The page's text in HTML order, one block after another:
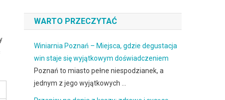
WARTO PRZECZYTAĆ
Winiarnia Poznań – Miejsca, gdzie degustacja
win staje się wyjątkowym doświadczeniem
Poznań to miasto pełne niespodzianek, a
jednym z jego wyjątkowych …